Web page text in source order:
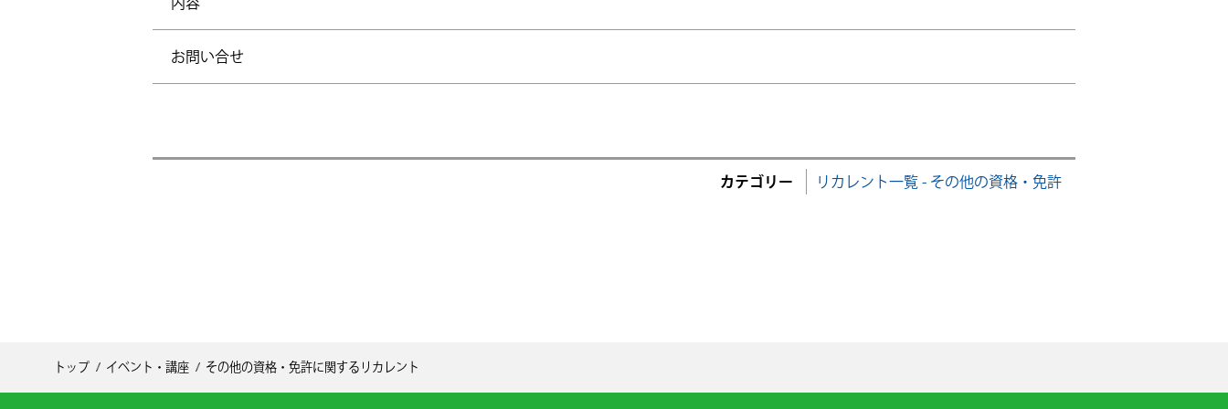
お問い合せ
カテゴリー リカレント一覧 - その他の資格・免許
トップ イベント・講座 その他の資格・免許に関するリカレント